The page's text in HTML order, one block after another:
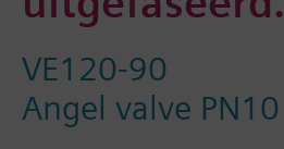
VE120-90
Angel valve PN10